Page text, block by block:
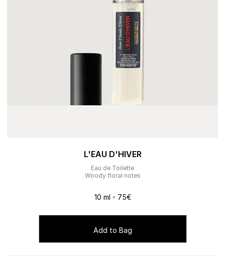
L'EAU D'HIVER
Eau de Toilette
Woody floral notes
10 ml - 75€
Add to Bag